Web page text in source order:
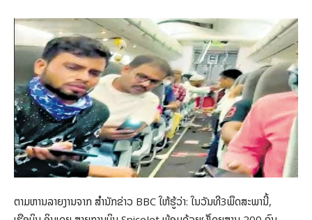
ຕາມຫານລາຍງານຈາກ ສຳນັກ​ຂ່າວ BBC ໃຫ້ຮູ້ວ່າ: ໃນວັນ​ທີ3​ພຶດສະພາ​ນີ້,